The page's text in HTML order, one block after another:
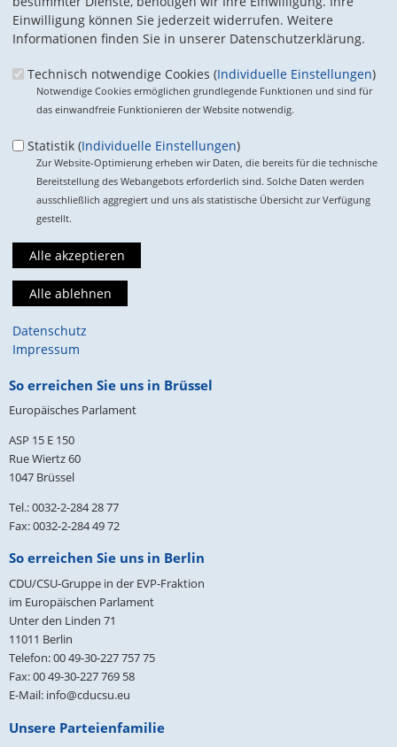
Wir haben die duale berufliche Ausbildung im Europäischen
Binnenmarkt gestärkt. #Berufsausbildung #KMU
Darum geht es Das haben wir erreicht Frag unseren Experten
Die berufliche Ausbildung in Deutschland ist ein Erfolgsmodell.
Wir stehen für den Erhalt des Meisterbriefes und die
Förderung der dualen Ausbildung in ganz Europa.
Suchformular
Suche
Fußbereich
So erreichen Sie uns in Brüssel
Europäisches Parlament
ASP 15 E 150
Rue Wiertz 60
1047 Brüssel
Tel.: 0032-2-284 28 77
Fax: 0032-2-284 49 72
So erreichen Sie uns in Berlin
CDU/CSU-Gruppe in der EVP-Fraktion
im Europäischen Parlament
Unter den Linden 71
11011 Berlin
Telefon:00 49-30-227 757 75
Fax:00 49-30-227 769 58
E-Mail: info@cducsu.eu
Unsere Parteienfamilie
Einwilligung können Sie jederzeit widerrufen. Weitere
Informationen finden Sie in unserer Datenschutzerklärung.
Technisch notwendige Cookies (Individuelle Einstellungen)
Notwendige Cookies ermöglichen grundlegende Funktionen und sind für
das einwandfreie Funktionieren der Website notwendig.
Statistik (Individuelle Einstellungen)
Zur Website-Optimierung erheben wir Daten, die bereits für die technische
Bereitstellung des Webangebots erforderlich sind. Solche Daten werden
ausschließlich aggregiert und uns als statistische Übersicht zur Verfügung
gestellt.
Datenschutz
Impressum